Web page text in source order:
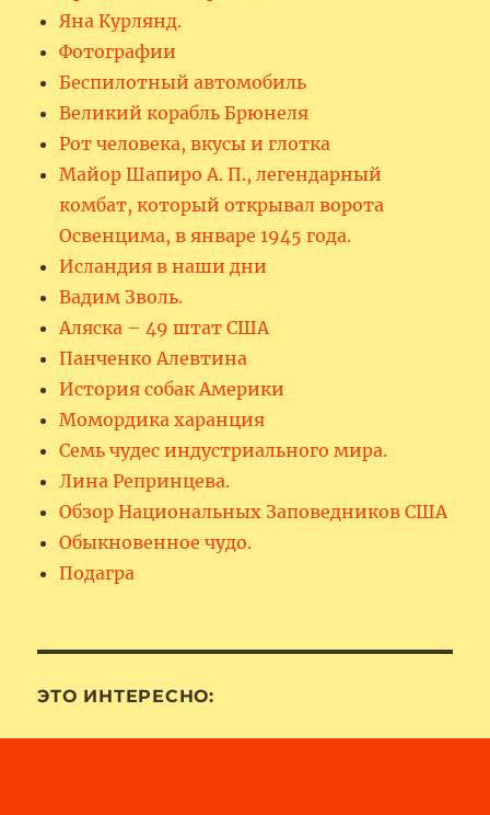
Яна Курлянд.
Фотографии
Беспилотный автомобиль
Великий корабль Брюнеля
Рот человека, вкусы и глотка
Майор Шапиро А. П., легендарный
комбат, который открывал ворота
Освенцима, в январе 1945 года.
Исландия в наши дни
Вадим Зволь.
Аляска – 49 штат США
Панченко Алевтина
История собак Америки
Момордика харанция
Семь чудес индустриального мира.
Лина Репринцева.
Обзор Национальных Заповедников США
Обыкновенное чудо.
Подагра
ЭТО ИНТЕРЕСНО: